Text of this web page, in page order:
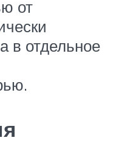
от
в отдельное